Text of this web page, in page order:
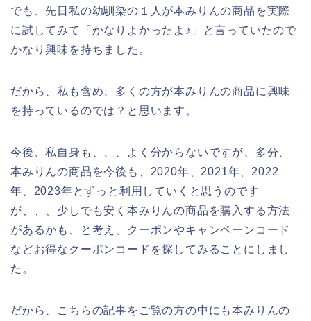
でも、先日私の幼馴染の１人が本みりんの商品を実際
に試してみて「かなりよかったよ♪」と言っていたので
かなり興味を持ちました。
だから、私も含め、多くの方が本みりんの商品に興味
を持っているのでは？と思います。
今後、私自身も、、、よく分からないですが、多分、
本みりんの商品を今後も、2020年、2021年、2022
年、2023年とずっと利用していくと思うのです
が、、、少しでも安く本みりんの商品を購入する方法
があるかも、と考え、クーポンやキャンペーンコード
などお得なクーポンコードを探してみることにしまし
た。
だから、こちらの記事をご覧の方の中にも本みりんの